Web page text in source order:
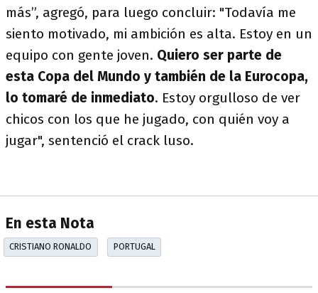
más”, agregó, para luego concluir: "Todavía me
siento motivado, mi ambición es alta. Estoy en un
equipo con gente joven. Quiero ser parte de
esta Copa del Mundo y también de la Eurocopa,
lo tomaré de inmediato. Estoy orgulloso de ver
chicos con los que he jugado, con quién voy a
jugar", sentenció el crack luso.
En esta Nota
CRISTIANO RONALDO PORTUGAL